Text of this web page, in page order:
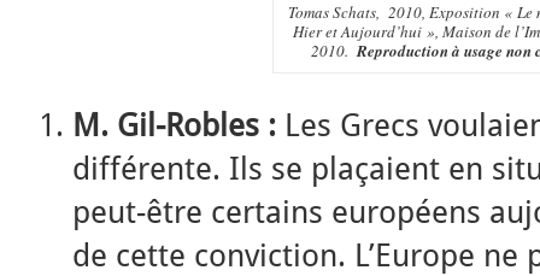
Tomas Schats, 2010, Exposition « Le
Hier et Aujourd’hui », Maison de
2010.Reproduction à usage non
M. Gil-Robles : Les Grecs
différente. Ils se plaçaient en
peut-être certains européens
de cette conviction. L’Europe